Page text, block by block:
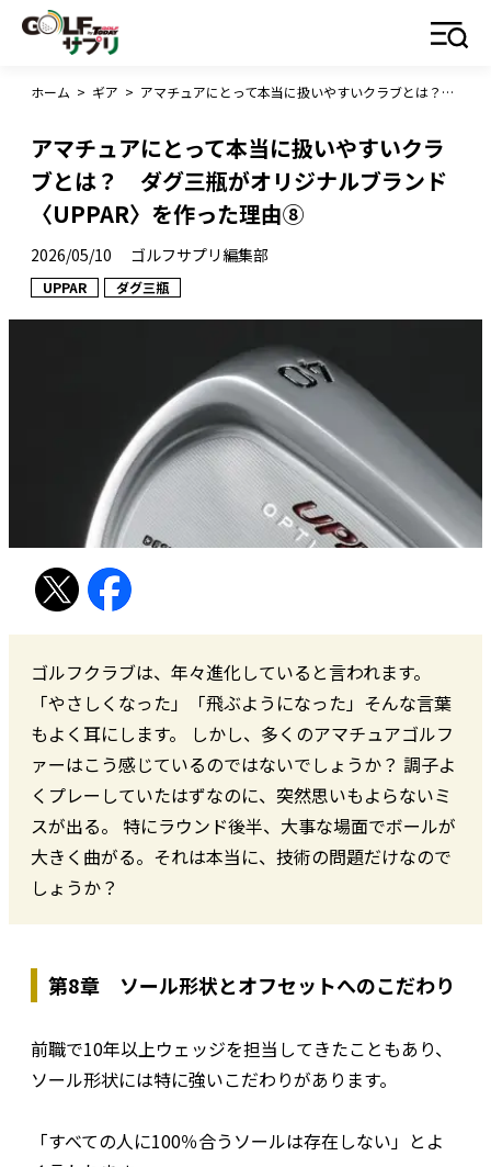
ホーム > ギア > アマチュアにとって本当に扱いやすいクラブとは？ ダグ三瓶がオリジナルブランド〈UPPAR〉を作った理由⑧
アマチュアにとって本当に扱いやすいクラ
ブとは？ ダグ三瓶がオリジナルブランド
〈UPPAR〉を作った理由⑧
2026/05/10 ゴルフサプリ編集部
UPPAR ダグ三瓶
ゴルフクラブは、年々進化していると言われます。
「やさしくなった」「飛ぶようになった」――そんな言葉
もよく耳にします。 しかし、多くのアマチュアゴルフ
ァーはこう感じているのではないでしょうか？ 調子よ
くプレーしていたはずなのに、突然思いもよらないミ
スが出る。 特にラウンド後半、大事な場面でボールが
大きく曲がる。それは本当に、技術の問題だけなので
しょうか？
第8章 ソール形状とオフセットへのこだわり
前職で10年以上ウェッジを担当してきたこともあり、
ソール形状には特に強いこだわりがあります。
「すべての人に100％合うソールは存在しない」とよ